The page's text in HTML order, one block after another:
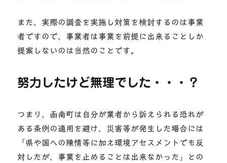
また、実際の調査を実施し対策を検討するのは事業
者ですので、事業者は事業を前提に出来ることしか
提案しないのは当然のことです。
努力したけど無理でした・・・？
つまり、函南町は自分が業者から訴えられる恐れが
ある条例の適用を避け、災害等が発生した場合には
「県や国への陳情等に加え環境アセスメントでも反
対したが、事業を止めることは出来なかった」との